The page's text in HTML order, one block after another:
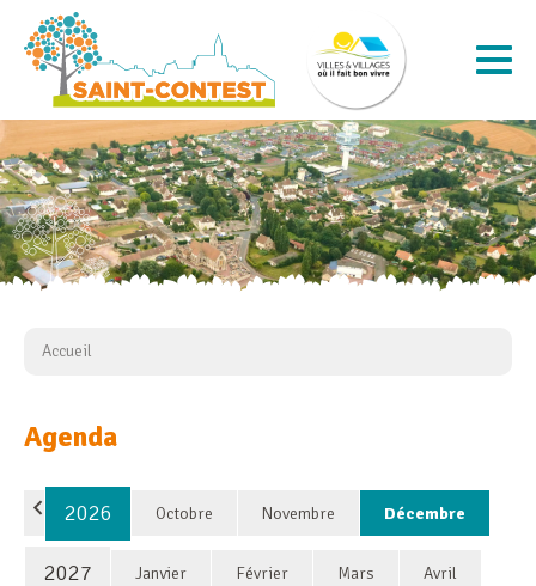
Accueil
Agenda
2026 Octobre Novembre Décembre
2027 Janvier Février Mars Avril